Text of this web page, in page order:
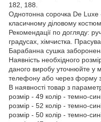
182, 188.
Однотонна сорочка De Luxe
класичному діловому
Рекомендації по догляду:
градусах, хімчистка.
Барабанна сушка
Наявність необхідного
даного виробу уточнюйте у
телефону або через форму
В наявності товар з
розмір - 49 колір - темно-
розмір - 52 колір - темно-
розмір - 50 колір - темно-